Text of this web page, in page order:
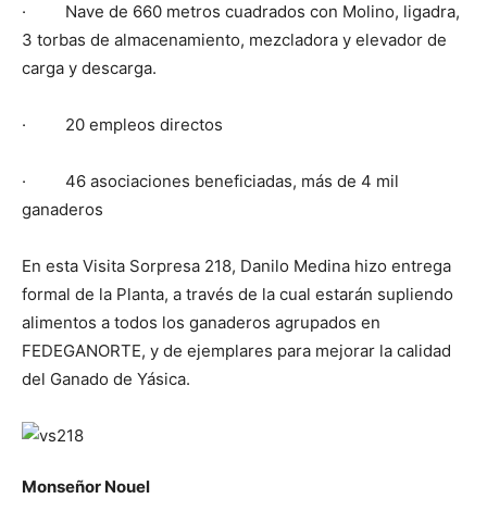
· Nave de 660 metros cuadrados con Molino, ligadra,
3 torbas de almacenamiento, mezcladora y elevador de
carga y descarga.
· 20 empleos directos
· 46 asociaciones beneficiadas, más de 4 mil
ganaderos
En esta Visita Sorpresa 218, Danilo Medina hizo entrega
formal de la Planta, a través de la cual estarán supliendo
alimentos a todos los ganaderos agrupados en
FEDEGANORTE, y de ejemplares para mejorar la calidad
del Ganado de Yásica.
Monseñor Nouel